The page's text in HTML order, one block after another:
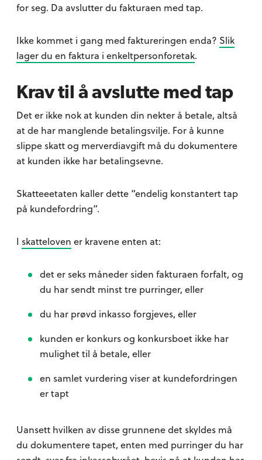
for seg. Da avslutter du fakturaen med tap.
Ikke kommet i gang med faktureringen enda? Slik
lager du en faktura i enkeltpersonforetak.
Krav til å avslutte med tap
Det er ikke nok at kunden din nekter å betale, altså
at de har manglende betalingsvilje. For å kunne
slippe skatt og merverdiavgift må du dokumentere
at kunden ikke har betalingsevne.
Skatteeetaten kaller dette “endelig konstantert tap
på kundefordring”.
I skatteloven er kravene enten at:
det er seks måneder siden fakturaen forfalt, og
du har sendt minst tre purringer, eller
du har prøvd inkasso forgjeves, eller
kunden er konkurs og konkursboet ikke har
mulighet til å betale, eller
en samlet vurdering viser at kundefordringen
er tapt
Uansett hvilken av disse grunnene det skyldes må
du dokumentere tapet, enten med purringer du har